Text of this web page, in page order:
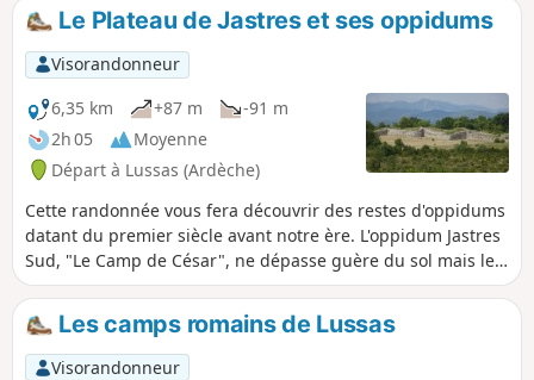
Le Plateau de Jastres et ses oppidums
Visorandonneur
6,35 km
+87 m
-91 m
2h 05
Moyenne
Départ à Lussas (Ardèche)
Cette randonnée vous fera découvrir des restes d'oppidums
datant du premier siècle avant notre ère. L'oppidum Jastres
Sud, "Le Camp de César", ne dépasse guère du sol mais le
rempart de Jastres Nord est impressionnant.En prime et
pour ceux qui ne seraient pas sensibles aux vestiges
historiques, le sentier en bordure du plateau offre de
magnifiques points de vue sur l'Ardèche.
Les camps romains de Lussas
Visorandonneur